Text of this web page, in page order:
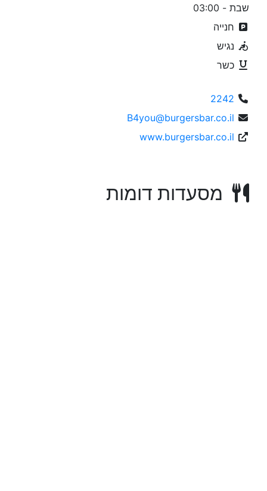
שבת - 03:00
חנייה
נגיש
כשר
2242
B4you@burgersbar.co.il
www.burgersbar.co.il
מסעדות דומות